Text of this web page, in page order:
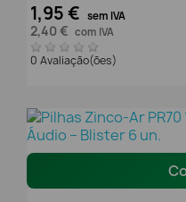
1,95 € sem IVA
2,40 € com IVA
0 Avaliação(ões)